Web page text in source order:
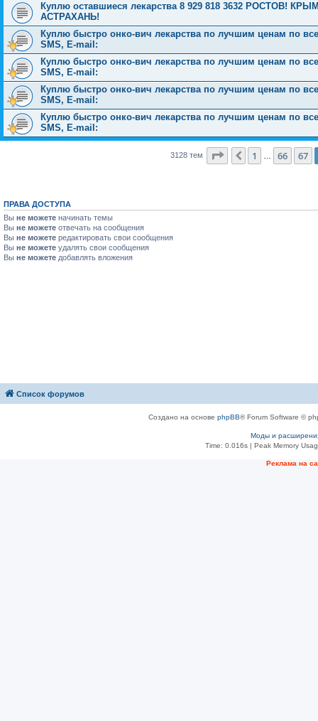
Куплю оставшиеся лекарства 8 929 818 3632 РОСТОВ!
АСТРАХАНЬ!
Куплю быстро онко-вич лекарства по лучшим ценам по
SMS, E-mail:
Куплю быстро онко-вич лекарства по лучшим ценам по
SMS, E-mail:
Куплю быстро онко-вич лекарства по лучшим ценам по
SMS, E-mail:
Куплю быстро онко-вич лекарства по лучшим ценам по
SMS, E-mail:
3128 тем Страница 68из 126
Пред.
1 66 67
ПРАВА ДОСТУПА
Вы не можете начинать темы
Вы не можете отвечать на сообщения
Вы не можете редактировать свои сообщения
Вы не можете удалять свои сообщения
Вы не можете добавлять вложения
Список форумов
Создано на основе phpBB® Forum Software ©
Моды и
Time: 0.016s| Peak Memory
Рeклама на